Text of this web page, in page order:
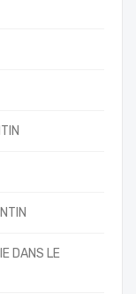
DANS LE